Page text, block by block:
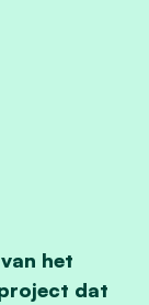
het
dat